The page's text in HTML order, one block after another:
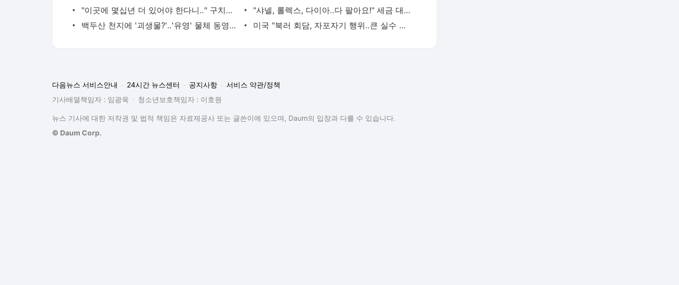
"이곳에 몇십년 더 있어야 한다니‥" 구치소가 힘들고 괴롭다는 최원종
"샤넬, 롤렉스, 다이아‥다 팔아요!" 세금 대신 압류한 명품이 '우르르'
백두산 천지에 '괴생물?'‥'유영' 물체 동영상 포착
미국 "북러 회담, 자포자기 행위‥큰 실수 될 것"
다음뉴스 서비스안내 24시간 뉴스센터 공지사항
서비스 약관/정책
기사배열책임자 : 임광욱
청소년보호책임자 : 이호원
뉴스 기사에 대한 저작권 및 법적 책임은 자료제공사 또는 글쓴이에 있으며, Daum의 입장과 다를 수 있습니다.
© Daum Corp.